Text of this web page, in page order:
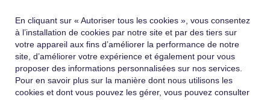
En cliquant sur « Autoriser tous les cookies », vous consentez
à l’installation de cookies par notre site et par des tiers sur
votre appareil aux fins d’améliorer la performance de notre
site, d’améliorer votre expérience et également pour vous
proposer des informations personnalisées sur nos services.
Pour en savoir plus sur la manière dont nous utilisons les
cookies et dont vous pouvez les gérer, vous pouvez consulter